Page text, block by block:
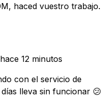
haced vuestro trabajo.
hace 12 minutos
con el servicio de
lleva sin funcionar 😕